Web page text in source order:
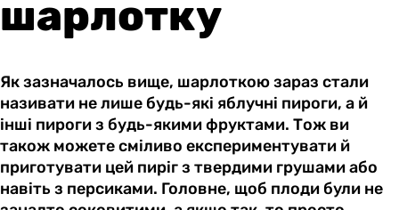
шарлотку
Як зазначалось вище, шарлоткою зараз стали
називати не лише будь-які яблучні пироги, а й
інші пироги з будь-якими фруктами. Тож ви
також можете сміливо експериментувати й
приготувати цей пиріг з твердими грушами або
навіть з персиками. Головне, щоб плоди були не